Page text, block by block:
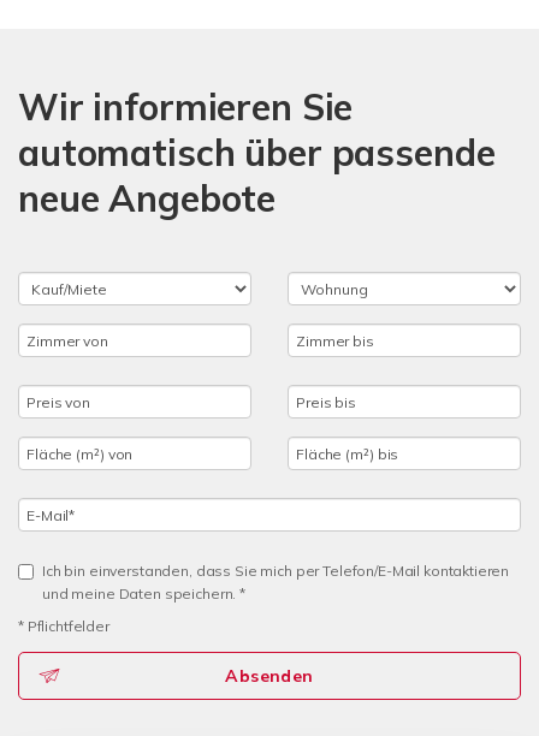
Wir informieren Sie
automatisch über passende
neue Angebote
Ich bin einverstanden, dass Sie mich per Telefon/E-Mail kontaktieren
und meine Daten speichern. *
* Pflichtfelder
Absenden